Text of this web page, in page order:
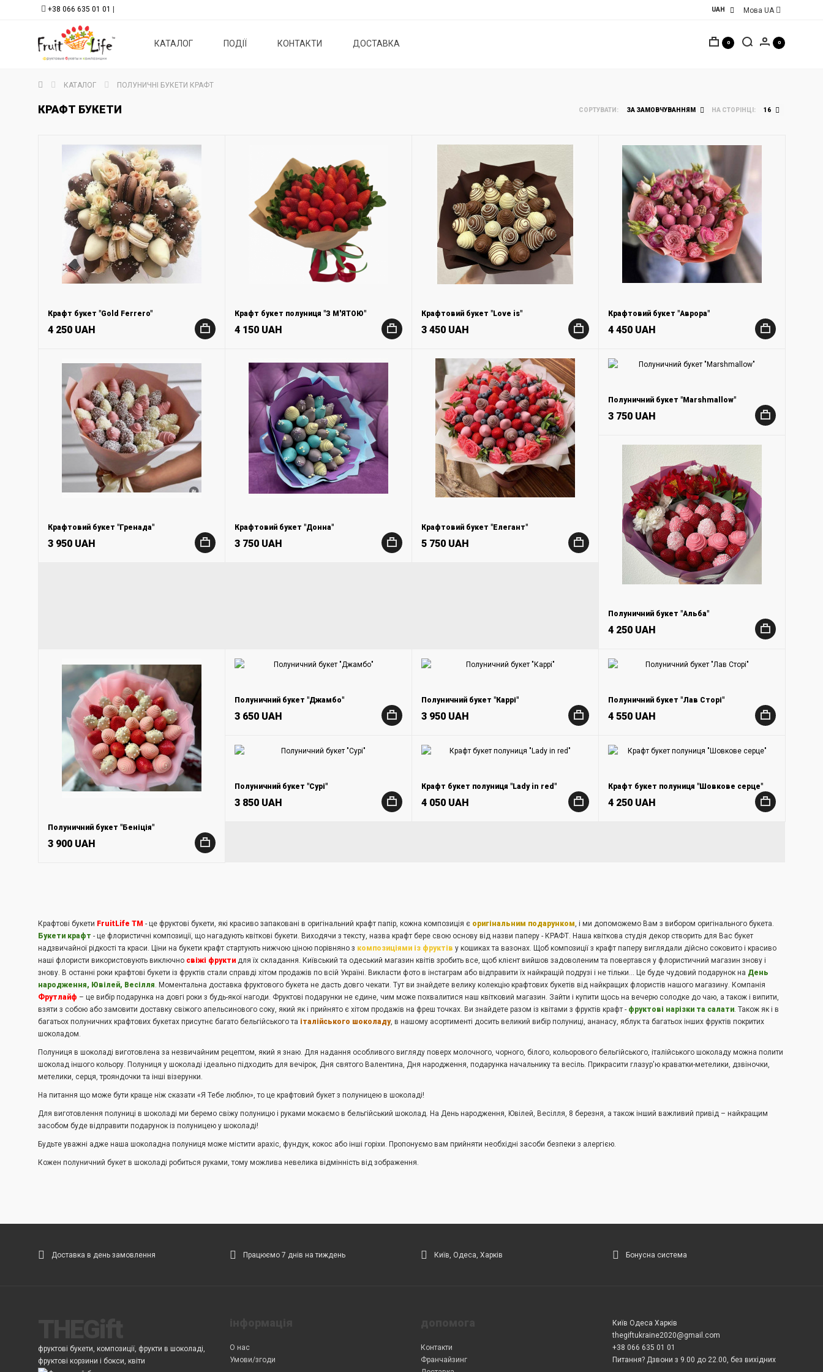
КАТАЛОГ ПОДІЇ КОНТАКТИ ДОСТАВКА
+38 066 635 01 01 Мова UA
0 0
КАТАЛОГ ПОЛУНИЧНІ БУКЕТИ КРАФТ
КРАФТ БУКЕТИ СОРТУВАТИ: ЗА ЗАМОВЧУВАННЯМ НА СТОРІНЦІ: 16
Крафт букет "Gold Ferrero"
4 250 UAH +
Крафт букет полуниця "З М'ЯТОЮ"
4 150 UAH +
Крафтовий букет "Love is"
3 450 UAH +
Крафтовий букет "Аврора"
4 450 UAH +
Крафтовий букет "Гренада"
3 950 UAH +
Крафтовий букет "Донна"
3 750 UAH +
Крафтовий букет "Елегант"
5 750 UAH +
Полуничний букет "Marshmallow"
3 750 UAH +
Полуничний букет "Альба"
4 250 UAH +
Полуничний букет "Беніція"
3 900 UAH +
Полуничний букет "Джамбо"
3 650 UAH +
Полуничний букет "Каррі"
3 950 UAH +
Полуничний букет "Лав Сторі"
4 550 UAH +
Полуничний букет "Сурі"
3 850 UAH +
Крафт букет полуниця "Lady in red"
4 050 UAH +
Крафт букет полуниця "Шовкове серце"
4 250 UAH +
Крафтові букети FruitLife TM - це фруктові букети, які красиво запаковані в оригінальний крафт папір, кожна композиція є оригінальним подарунком, і ми допоможемо Вам з вибором оригінального букета.
Букети крафт - це флористичні композиції, що нагадують квіткові букети. Виходячи з тексту, назва крафт бере свою основу від назви паперу - КРАФТ. Наша квіткова студія декор створить для Вас букет
надзвичайної рідкості та краси. Ціни на букети крафт стартують нижчою ціною порівняно з композиціями із фруктів у кошиках та вазонах. Щоб композиції з крафт паперу виглядали дійсно соковито і красиво
наші флористи використовують виключно свіжі фрукти для їх складання. Київський та одеський магазин квітів зробить все, щоб клієнт вийшов задоволеним та повертався у флористичний магазин знову і
знову. В останні роки крафтові букети із фруктів стали справді хітом продажів по всій Україні. Викласти фото в інстаграм або відправити їх найкращій подрузі і не тільки... Це буде чудовий подарунок на День
народження, Ювілей, Весілля. Моментальна доставка фруктового букета не дасть довго чекати. Тут ви знайдете велику колекцію крафтових букетів від найкращих флористів нашого магазину. Компанія
Фрутлайф – це вибір подарунка на довгі роки з будь-якої нагоди. Фруктові подарунки не єдине, чим може похвалитися наш квітковий магазин. Зайти і купити щось на вечерю солодке до чаю, а також і випити,
взяти з собою або замовити доставку свіжого апельсинового соку, який як і прийнято є хітом продажів на фреш точках. Ви знайдете разом із квітами з фруктів крафт - фруктові нарізки та салати. Також як і в
багатьох полуничних крафтових букетах присутнє багато бельгійського та італійського шоколаду, в нашому асортименті досить великий вибір полуниці, ананасу, яблук та багатьох інших фруктів покритих
шоколадом.
Полуниця в шоколаді виготовлена за незвичайним рецептом, який я знаю. Для надання особливого вигляду поверх молочного, чорного, білого, кольорового бельгійського, італійського шоколаду можна полити
шоколад іншого кольору. Полуниця у шоколаді ідеально підходить для вечірок, Дня святого Валентина, Дня народження, подарунка начальнику та весіль. Прикрасити глазур'ю краватки-метелики, дзвіночки,
метелики, серця, трояндочки та інші візерунки.
На питання що може бути краще ніж сказати «Я Тебе люблю», то це крафтовий букет з полуницею в шоколаді!
Для виготовлення полуниці в шоколаді ми беремо свіжу полуницю і руками мокаємо в бельгійський шоколад. На День народження, Ювілей, Весілля, 8 березня, а також інший важливий привід – найкращим
засобом буде відправити подарунок із полуницею у шоколаді!
Будьте уважні адже наша шоколадна полуниця може містити арахіс, фундук, кокос або інші горіхи. Пропонуємо вам прийняти необхідні засоби безпеки з алергією.
Кожен полуничний букет в шоколаді робиться руками, тому можлива невелика відмінність від зображення.
Доставка в день замовлення Працюємо 7 днів на тиждень Київ, Одеса, Харків Бонусна система
фруктові букети, композиції, фрукти в шоколаді,
фруктові корзини і бокси, квіти
О нас
Умови/згоди
Контакти
Франчайзинг
Київ Одеса Харків
thegiftukraine2020@gmail.com
+38 066 635 01 01
Питання? Дзвони з 9.00 до 22.00, без вихідних